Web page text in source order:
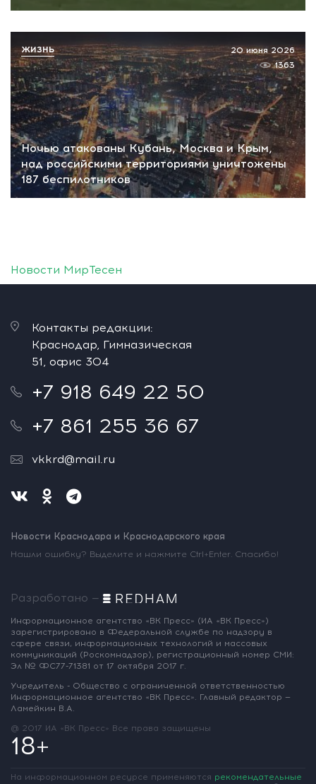
Ночью атакованы Кубань, Москва и Крым,
над российскими территориями уничтожены
187 беспилотников
20 июня 2026
1363
ЖИЗНЬ
Новости МирТесен
Контакты редакции:
Краснодар, Гимназическая
51, офис 304
+7 918 649 22 50
+7 861 255 36 67
vkkrd@mail.ru
Новости Краснодара и Краснодарского края
Нашли ошибку? Выделите и нажмите Ctrl+Enter. Спасибо!
Разработано —
Информационное агентство «ВК Пресс» (ИА «ВК Пресс»)
зарегистрировано в Федеральной службе по надзору в
сфере связи, информационных технологий и массовых
коммуникаций (Роскомнадзор), регистрационный номер СМИ:
Эл № ФС77-71381 от 17 октября 2017 г.
Учредитель - Общество с ограниченной ответственностью
Информационное агентство «ВК Пресс». Главный редактор —
Ламейкин В.А.
@ 2017 ИА «ВК Пресс» Все права защищены
18+
На информационном ресурсе применяются рекомендательные